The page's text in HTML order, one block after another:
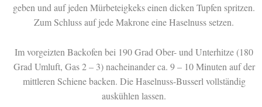
geben und auf jeden Mürbeteigkeks einen dicken Tupfen spritzen.
Zum Schluss auf jede Makrone eine Haselnuss setzen.
Im vorgeizten Backofen bei 190 Grad Ober- und Unterhitze (180
Grad Umluft, Gas 2 – 3) nacheinander ca. 9 – 10 Minuten auf der
mittleren Schiene backen. Die Haselnuss-Busserl vollständig
auskühlen lassen.